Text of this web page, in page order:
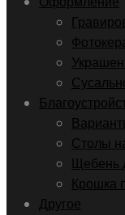
Столы
Щебень
Крошка
Другое